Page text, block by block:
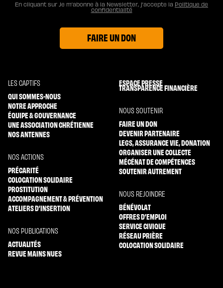
En cliquant sur Je m’abonne à la Newsletter, j’accepte la Politique de
confidentialité
FAIRE UN DON
LES CAPTIFS
QUI SOMMES-NOUS
NOTRE APPROCHE
ÉQUIPE & GOUVERNANCE
UNE ASSOCIATION CHRÉTIENNE
NOS ANTENNES
NOS ACTIONS
PRÉCARITÉ
COLOCATION SOLIDAIRE
PROSTITUTION
ACCOMPAGNEMENT & PRÉVENTION
ATELIERS D’INSERTION
NOS PUBLICATIONS
ACTUALITÉS
REVUE MAINS NUES
ESPACE PRESSE
TRANSPARENCE FINANCIÈRE
NOUS SOUTENIR
FAIRE UN DON
DEVENIR PARTENAIRE
LEGS, ASSURANCE VIE, DONATION
ORGANISER UNE COLLECTE
MÉCÉNAT DE COMPÉTENCES
SOUTENIR AUTREMENT
NOUS REJOINDRE
BÉNÉVOLAT
OFFRES D’EMPLOI
SERVICE CIVIQUE
RÉSEAU PRIÈRE
COLOCATION SOLIDAIRE